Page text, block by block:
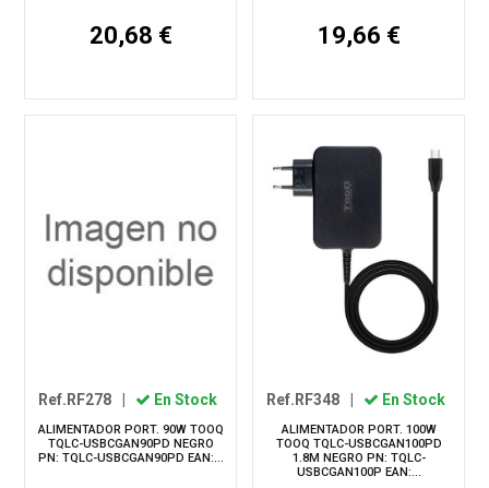
20,68 € 19,66 €
Ref.RF278 En Stock
ALIMENTADOR PORT. 90W TOOQ
TQLC-USBCGAN90PD NEGRO
PN: TQLC-USBCGAN90PD EAN:...
Ref.RF348 En Stock
ALIMENTADOR PORT. 100W
TOOQ TQLC-USBCGAN100PD
1.8M NEGRO PN: TQLC-
USBCGAN100P EAN:...